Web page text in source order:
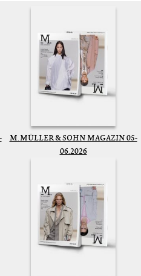
M. MÜLLER & SOHN MAGAZIN 05-
06.2026